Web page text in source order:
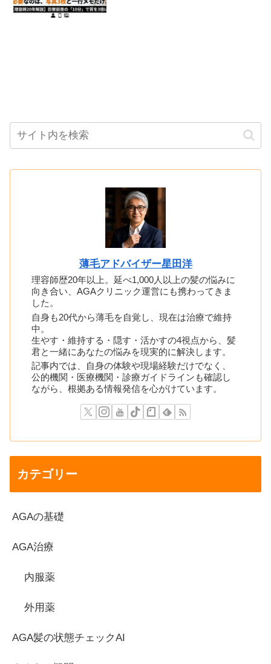
薄毛アドバイザー星田洋
理容師歴20年以上。延べ1,000人以上の髪の悩みに
向き合い、AGAクリニック運営にも携わってきま
した。
自身も20代から薄毛を自覚し、現在は治療で維持
中。
生やす・維持する・隠す・活かすの4視点から、髪
君と一緒にあなたの悩みを現実的に解決します。
記事内では、自身の体験や現場経験だけでなく、
公的機関・医療機関・診療ガイドラインも確認し
ながら、根拠ある情報発信を心がけています。
カテゴリー
AGAの基礎
AGA治療
内服薬
外用薬
AGA髪の状態チェックAI